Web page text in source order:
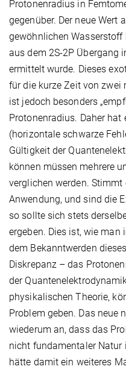
Protonenradius in
gegenüber. Der neue Wert
gewöhnlichen Wasserstoff
aus dem 2S-2P Übergang
ermittelt wurde. Dieses
für die kurze Zeit von zwei
ist jedoch besonders
Protonenradius. Daher
(horizontale schwarze
Gültigkeit der
können müssen mehrere
verglichen werden. Stimmt
Anwendung, und sind die
so sollte sich stets
ergeben. Dies ist, wie
dem Bekanntwerden
Diskrepanz – das
der
physikalischen Theorie,
Problem geben. Das neue
wiederum an, dass das
nicht fundamentaler Natur
hätte damit ein weiteres